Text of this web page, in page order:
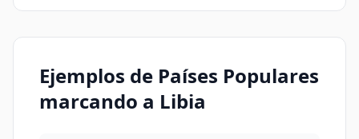
Ejemplos de Países Populares
marcando a Libia